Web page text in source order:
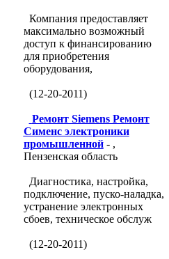
Компания предоставляет
максимально возможный
доступ к финансированию
для приобретения
оборудования,
(12-20-2011)
Ремонт Siemens Ремонт
Сименс электроники
промышленной- ,
Пензенская область
Диагностика, настройка,
подключение, пуско-наладка,
устранение электронных
сбоев, техническое обслуж
(12-20-2011)